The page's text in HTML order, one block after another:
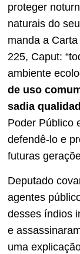
proteger
naturais do
manda a
225, Caput:
ambiente
de uso
sadia
Poder Público
defendê-lo e
futuras
Deputado
agentes
desses índios
e
uma